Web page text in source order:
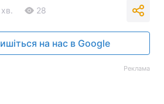
28
на нас в Google
Реклама